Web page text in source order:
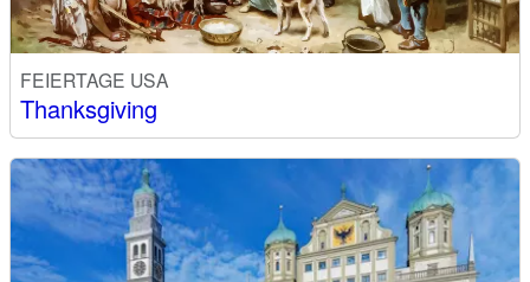
FEIERTAGE USA
Thanksgiving